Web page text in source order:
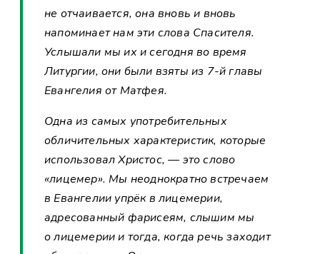
не отчаивается, она вновь и вновь
напоминает нам эти слова Спасителя.
Услышали мы их и сегодня во время
Литургии, они были взяты из 7-й главы
Евангелия от Матфея.
Одна из самых употребительных
обличительных характеристик, которые
использовал Христос, — это слово
«лицемер». Мы неоднократно встречаем
в Евангелии упрёк в лицемерии,
адресованный фарисеям, слышим мы
о лицемерии и тогда, когда речь заходит